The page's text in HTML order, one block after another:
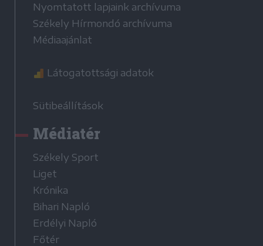
Nyomtatott lapjaink archívuma
Székely Hírmondó archívuma
Médiaajánlat
Látogatottsági adatok
Sütibeállítások
Médiatér
Székely Sport
Liget
Krónika
Bihari Napló
Erdélyi Napló
Főtér